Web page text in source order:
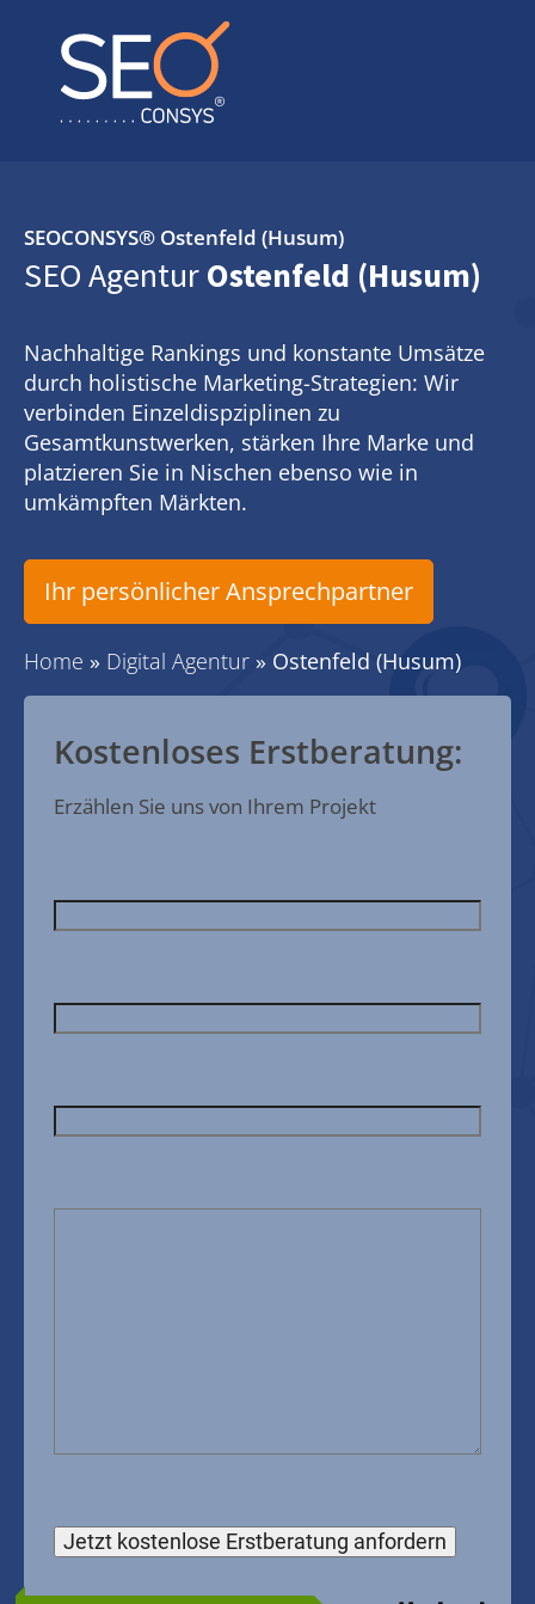
SEOCONSYS® Ostenfeld (Husum)
SEO AgenturOstenfeld (Husum)
Nachhaltige Rankings und konstante Umsätze
durch holistische Marketing-Strategien: Wir
verbinden Einzeldispziplinen zu
Gesamtkunstwerken, stärken Ihre Marke und
platzieren Sie in Nischen ebenso wie in
umkämpften Märkten.
Ihr persönlicher Ansprechpartner
Home » Digital Agentur » Ostenfeld (Husum)
Kostenloses Erstberatung:
Erzählen Sie uns von Ihrem Projekt